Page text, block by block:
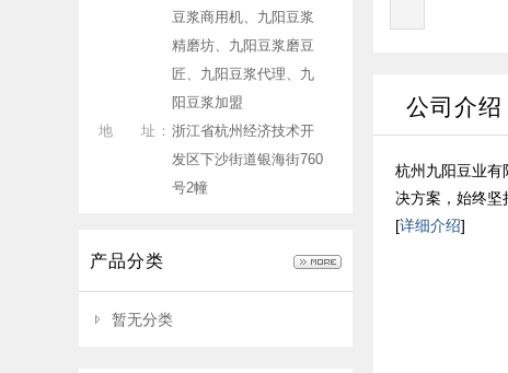
豆浆商用机、九阳豆浆
精磨坊、九阳豆浆磨豆
匠、九阳豆浆代理、九
阳豆浆加盟
地 址： 浙江省杭州经济技术开
发区下沙街道银海街760
号2幢
产品分类
暂无分类
公司介绍
杭州九阳豆业有
决方案，始终坚
[详细介绍]